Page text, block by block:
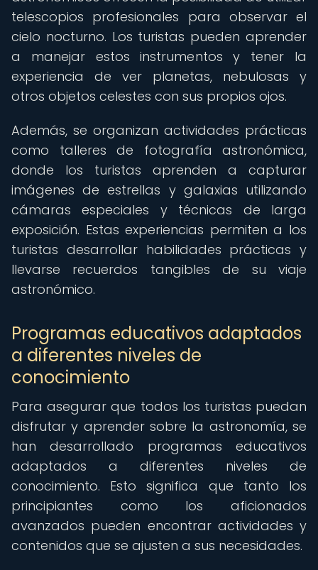
telescopios profesionales para observar el
cielo nocturno. Los turistas pueden aprender
a manejar estos instrumentos y tener la
experiencia de ver planetas, nebulosas y
otros objetos celestes con sus propios ojos.
Además, se organizan actividades prácticas
como talleres de fotografía astronómica,
donde los turistas aprenden a capturar
imágenes de estrellas y galaxias utilizando
cámaras especiales y técnicas de larga
exposición. Estas experiencias permiten a los
turistas desarrollar habilidades prácticas y
llevarse recuerdos tangibles de su viaje
astronómico.
Programas educativos adaptados
a diferentes niveles de
conocimiento
Para asegurar que todos los turistas puedan
disfrutar y aprender sobre la astronomía, se
han desarrollado programas educativos
adaptados a diferentes niveles de
conocimiento. Esto significa que tanto los
principiantes como los aficionados
avanzados pueden encontrar actividades y
contenidos que se ajusten a sus necesidades.